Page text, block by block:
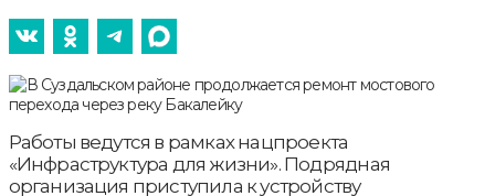
Работы ведутся в рамках нацпроекта
«Инфраструктура для жизни». Подрядная
организация приступила к устройству